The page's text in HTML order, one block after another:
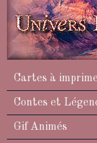
Cartes à
Contes et
Gif Animés